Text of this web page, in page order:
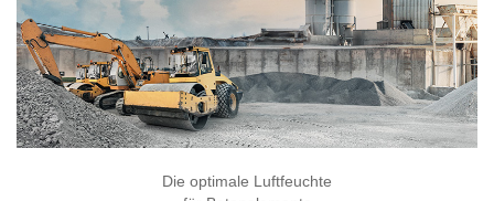
Die optimale Luftfeuchte